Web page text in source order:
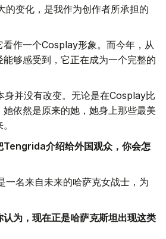
的变化，是我作为创作者所承担的
作一个Cosplay形象。而今年，从
够感受到，它正在成为一个完整的
身并没有改变。无论是在Cosplay比
依然是原来的她，她身上那些最美
Tengrida介绍给外国观众，你会怎
一名来自未来的哈萨克女战士，为
为，现在正是哈萨克斯坦出现这类